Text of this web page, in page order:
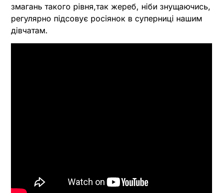
змагань такого рівня,так жереб, ніби знущаючись,
регулярно підсовує росіянок в суперниці нашим
дівчатам.